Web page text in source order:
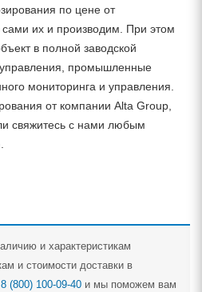
по цене от
сами их и производим. При этом
в полной заводской
промышленные
мониторинга и управления.
от компании Alta Group,
свяжитесь с нами любым
и характеристикам
и стоимости доставки в
8 (800) 100-09-40 и мы поможем вам